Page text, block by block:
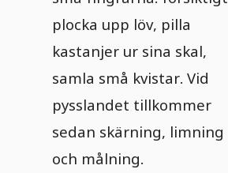
plocka upp löv, pilla
kastanjer ur sina skal,
samla små kvistar. Vid
pysslandet tillkommer
sedan skärning, limning
och målning.